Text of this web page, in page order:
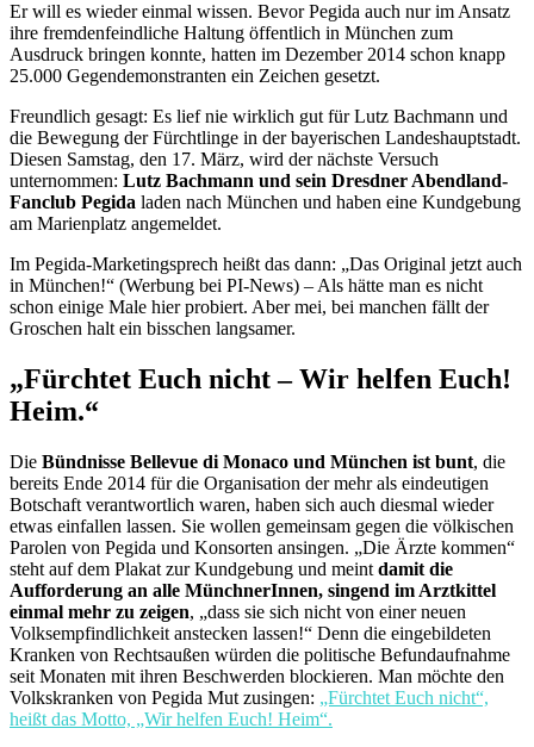
Er will es wieder einmal wissen. Bevor Pegida auch nur im Ansatz
ihre fremdenfeindliche Haltung öffentlich in München zum
Ausdruck bringen konnte, hatten im Dezember 2014 schon knapp
25.000 Gegendemonstranten ein Zeichen gesetzt.
Freundlich gesagt: Es lief nie wirklich gut für Lutz Bachmann und
die Bewegung der Fürchtlinge in der bayerischen Landeshauptstadt.
Diesen Samstag, den 17. März, wird der nächste Versuch
unternommen: Lutz Bachmann und sein Dresdner Abendland-
Fanclub Pegida laden nach München und haben eine Kundgebung
am Marienplatz angemeldet.
Im Pegida-Marketingsprech heißt das dann: „Das Original jetzt auch
in München!“ (Werbung bei PI-News) – Als hätte man es nicht
schon einige Male hier probiert. Aber mei, bei manchen fällt der
Groschen halt ein bisschen langsamer.
„Fürchtet Euch nicht – Wir helfen Euch!
Heim.“
Die Bündnisse Bellevue di Monaco und München ist bunt, die
bereits Ende 2014 für die Organisation der mehr als eindeutigen
Botschaft verantwortlich waren, haben sich auch diesmal wieder
etwas einfallen lassen. Sie wollen gemeinsam gegen die völkischen
Parolen von Pegida und Konsorten ansingen. „Die Ärzte kommen“
steht auf dem Plakat zur Kundgebung und meint damit die
Aufforderung an alle MünchnerInnen, singend im Arztkittel
einmal mehr zu zeigen, „dass sie sich nicht von einer neuen
Volksempfindlichkeit anstecken lassen!“ Denn die eingebildeten
Kranken von Rechtsaußen würden die politische Befundaufnahme
seit Monaten mit ihren Beschwerden blockieren. Man möchte den
Volkskranken von Pegida Mut zusingen: „Fürchtet Euch nicht“,
heißt das Motto, „Wir helfen Euch! Heim“.